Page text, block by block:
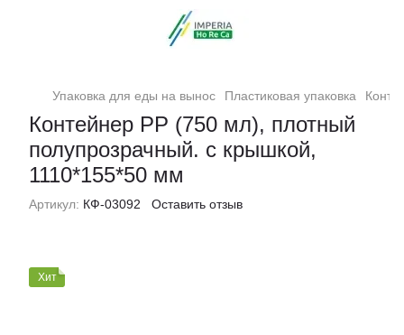
Упаковка для еды на вынос Пластиковая упаковка
Контейнер РР (750 мл), плотный
полупрозрачный. с крышкой,
1110*155*50 мм
Артикул: КФ-03092 Оставить отзыв
Хит